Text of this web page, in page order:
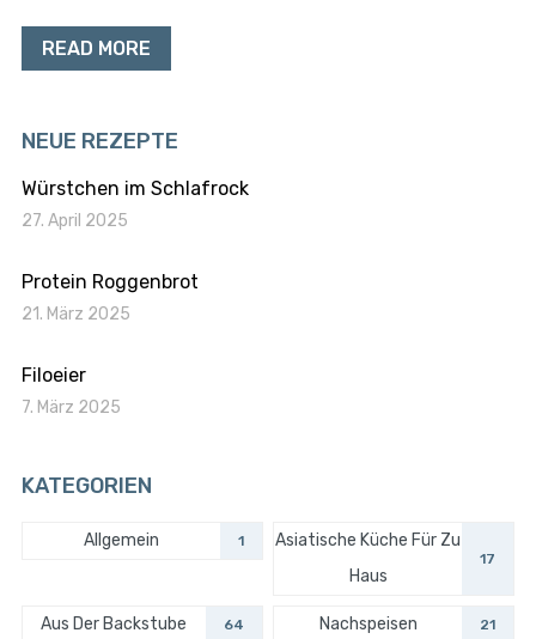
READ MORE
NEUE REZEPTE
Würstchen im Schlafrock
27. April 2025
Protein Roggenbrot
21. März 2025
Filoeier
7. März 2025
KATEGORIEN
Allgemein 1
Asiatische Küche Für Zu
Haus
17
Aus Der Backstube 64 Nachspeisen 21